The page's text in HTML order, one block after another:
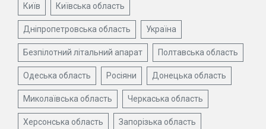
Київ Київська область
Дніпропетровська область Україна
Безпілотний літальний апарат Полтавська область
Одеська область Росіяни Донецька область
Миколаївська область Черкаська область
Херсонська область Запорізька область